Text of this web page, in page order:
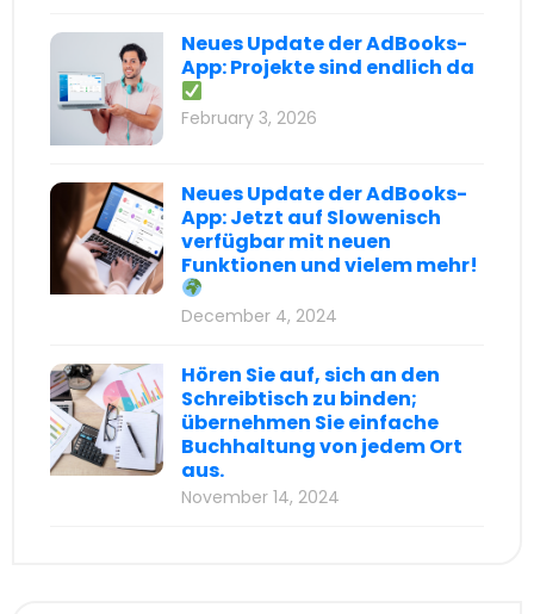
Neues Update der AdBooks-
App: Projekte sind endlich da
February 3, 2026
Neues Update der AdBooks-
App: Jetzt auf Slowenisch
verfügbar mit neuen
Funktionen und vielem mehr!
December 4, 2024
Hören Sie auf, sich an den
Schreibtisch zu binden;
übernehmen Sie einfache
Buchhaltung von jedem Ort
aus.
November 14, 2024